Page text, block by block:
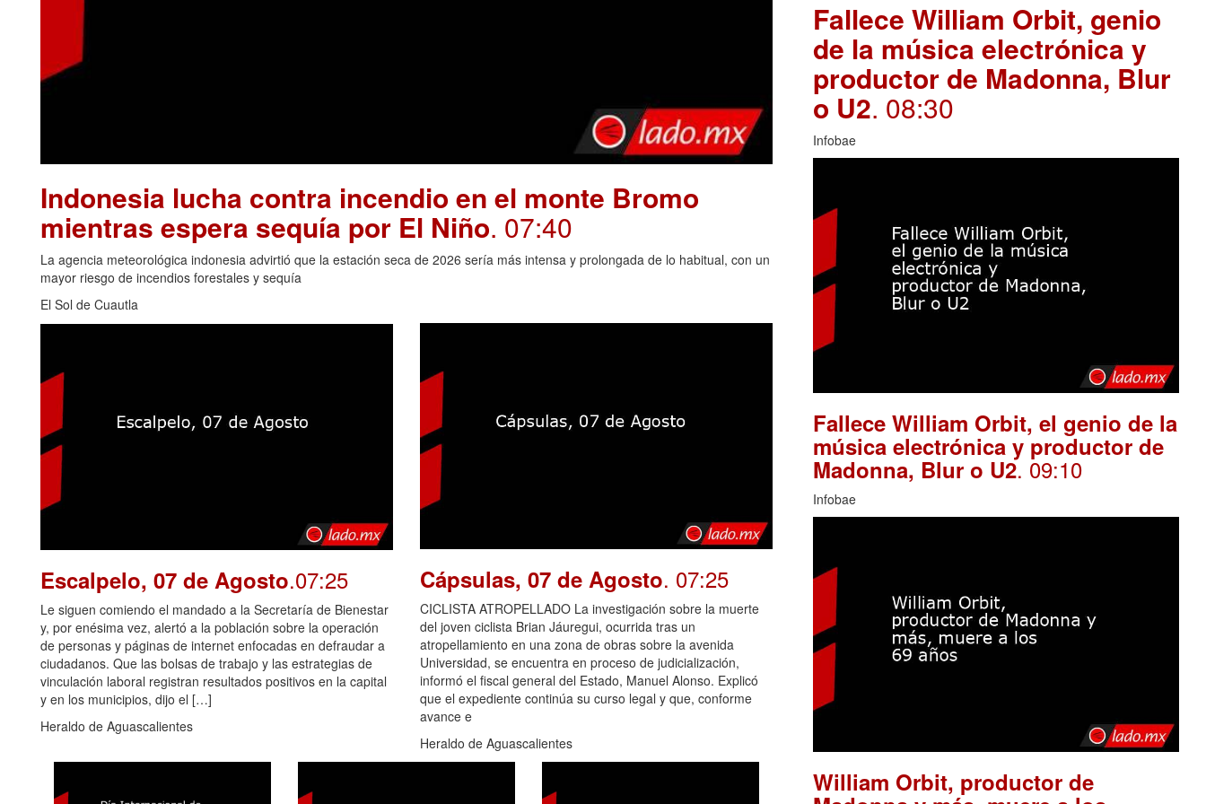
Indonesia lucha contra incendio en el monte Bromo
mientras espera sequía por El Niño. 07:40
La agencia meteorológica indonesia advirtió que la estación seca de 2026 sería más intensa y prolongada de lo habitual, con un
mayor riesgo de incendios forestales y sequía
El Sol de Cuautla
Escalpelo, 07 de Agosto.07:25
Le siguen comiendo el mandado a la Secretaría de Bienestar
y, por enésima vez, alertó a la población sobre la operación
de personas y páginas de internet enfocadas en defraudar a
ciudadanos. Que las bolsas de trabajo y las estrategias de
vinculación laboral registran resultados positivos en la capital
y en los municipios, dijo el […]
Heraldo de Aguascalientes
Cápsulas, 07 de Agosto. 07:25
CICLISTA ATROPELLADO La investigación sobre la muerte
del joven ciclista Brian Jáuregui, ocurrida tras un
atropellamiento en una zona de obras sobre la avenida
Universidad, se encuentra en proceso de judicialización,
informó el fiscal general del Estado, Manuel Alonso. Explicó
que el expediente continúa su curso legal y que, conforme
avance e
Heraldo de Aguascalientes
Fallece William Orbit, genio
de la música electrónica y
productor de Madonna, Blur
o U2. 08:30
Infobae
Fallece William Orbit, el genio de la
música electrónica y productor de
Madonna, Blur o U2. 09:10
Infobae
William Orbit, productor de